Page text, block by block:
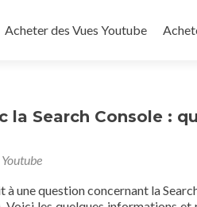
Acheter des Vues Youtube
la Search Console :
une question concernant la